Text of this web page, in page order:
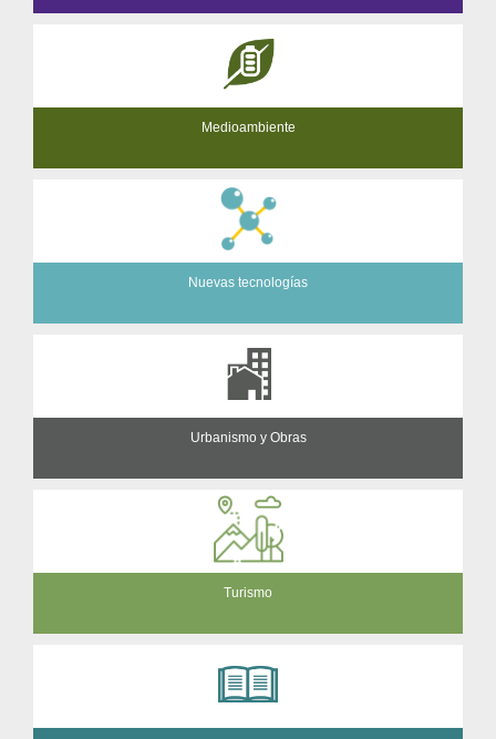
Medioambiente
Nuevas tecnologías
Urbanismo y Obras
Turismo